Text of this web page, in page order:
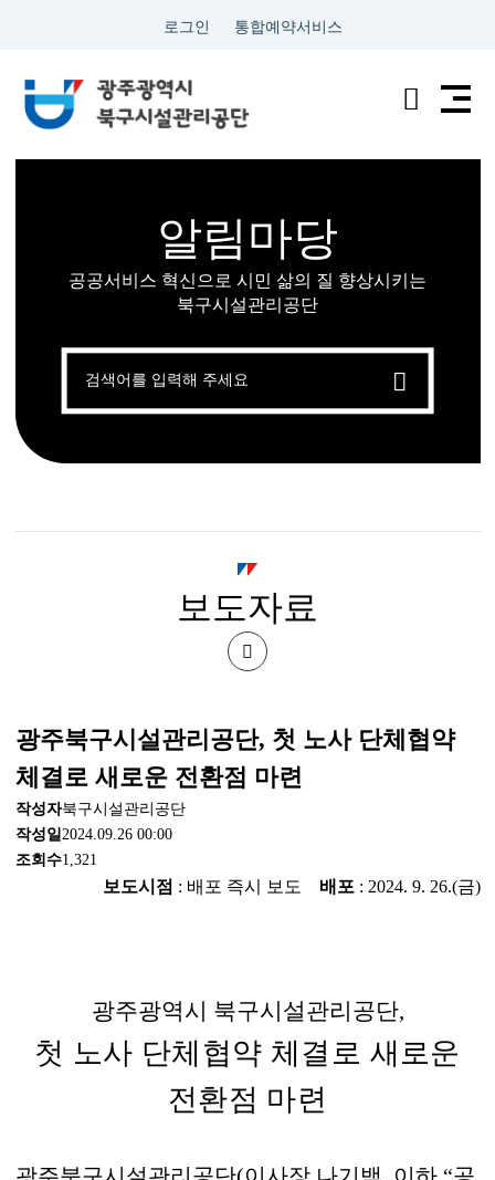
로그인 통합예약서비스
전
남
별
관
리
공
색
알림마당
공공서비스 혁신으로 시민 삶의 질 향상시키는
북구시설관리공단
보도자료
유
하
광주북구시설관리공단, 첫 노사 단체협약
체결로 새로운 전환점 마련
작성자북구시설관리공단
작성일 2024.09.26 00:00
조회수1,321
보도시점 : 배포 즉시 보도 배포 : 2024. 9. 26.(금)
광주광역시 북구시설관리공단,
첫 노사 단체협약 체결로 새로운
전환점 마련